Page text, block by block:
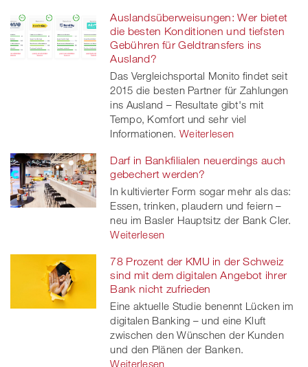
Auslandsüberweisungen: Wer bietet
die besten Konditionen und tiefsten
Gebühren für Geldtransfers ins
Ausland?
Das Vergleichsportal Monito findet seit
2015 die besten Partner für Zahlungen
ins Ausland – Resultate gibt's mit
Tempo, Komfort und sehr viel
Informationen. Weiterlesen
Darf in Bankfilialen neuerdings auch
gebechert werden?
In kultivierter Form sogar mehr als das:
Essen, trinken, plaudern und feiern –
neu im Basler Hauptsitz der Bank Cler.
Weiterlesen
78 Prozent der KMU in der Schweiz
sind mit dem digitalen Angebot ihrer
Bank nicht zufrieden
Eine aktuelle Studie benennt Lücken im
digitalen Banking – und eine Kluft
zwischen den Wünschen der Kunden
und den Plänen der Banken.
Weiterlesen